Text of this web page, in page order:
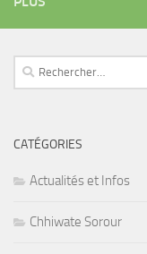
Rechercher :
CATÉGORIES
Actualités et Infos
Chhiwate Sorour